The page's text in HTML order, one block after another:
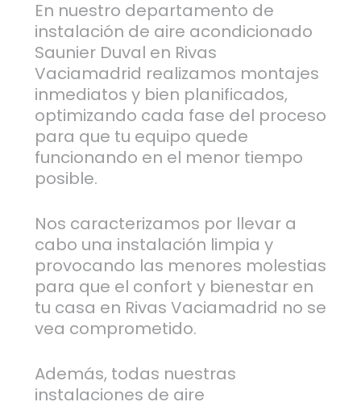
En nuestro departamento de
instalación de aire acondicionado
Saunier Duval en Rivas
Vaciamadrid realizamos montajes
inmediatos y bien planificados,
optimizando cada fase del proceso
para que tu equipo quede
funcionando en el menor tiempo
posible.
Nos caracterizamos por llevar a
cabo una instalación limpia y
provocando las menores molestias
para que el confort y bienestar en
tu casa en Rivas Vaciamadrid no se
vea comprometido.
Además, todas nuestras
instalaciones de aire